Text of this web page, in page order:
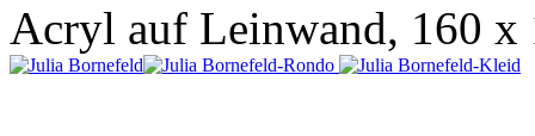
Acryl auf Leinwand, 160 x